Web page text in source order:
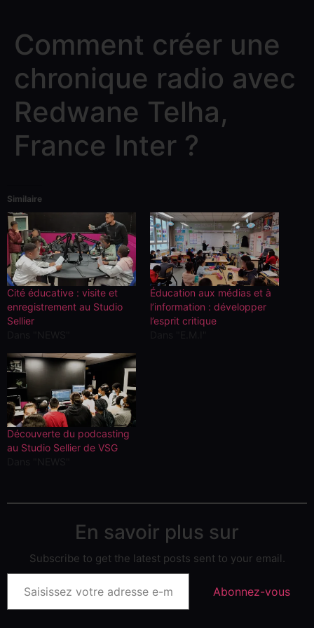
Comment créer une
chronique radio avec
Redwane Telha,
France Inter ?
Similaire
Cité éducative : visite et
enregistrement au Studio
Sellier
Éducation aux médias et à
l’information : développer
l’esprit critique
Découverte du podcasting
au Studio Sellier de VSG
En savoir plus sur
Subscribe to get the latest posts sent to your email.
Abonnez-vous